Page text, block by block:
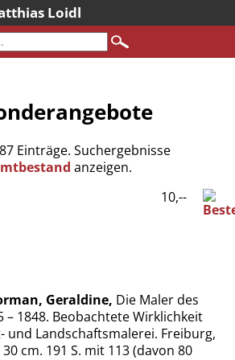
Loidl
Einträge. Suchergebnisse
anzeigen.
Geraldine, Die Maler des
– 1848. Beobachtete Wirklichkeit
und Landschaftsmalerei. Freiburg,
cm. 191 S. mit 113 (davon 80
10,--